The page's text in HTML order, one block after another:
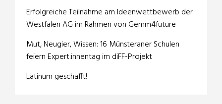
Erfolgreiche Teilnahme am Ideenwettbewerb der
Westfalen AG im Rahmen von Gemm4future
Mut, Neugier, Wissen: 16 Münsteraner Schulen
feiern Expert:innentag im diFF-Projekt
Latinum geschafft!